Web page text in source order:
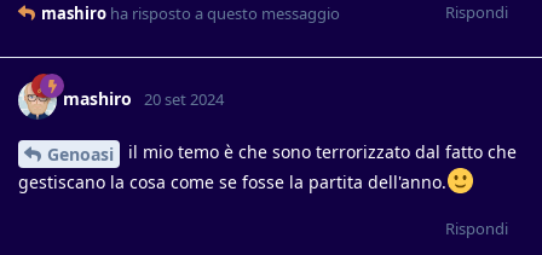
Rispondi
mashiro ha risposto a questo messaggio
mashiro 20 set 2024
Genoasi
il mio temo è che sono terrorizzato dal fatto che
gestiscano la cosa come se fosse la partita dell'anno.
Rispondi